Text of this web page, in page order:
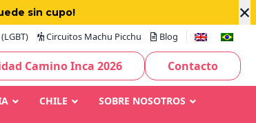
×
sin cupo!
Circuitos Machu Picchu Blog
Camino Inca 2026 Contacto
CHILE SOBRE NOSOTROS